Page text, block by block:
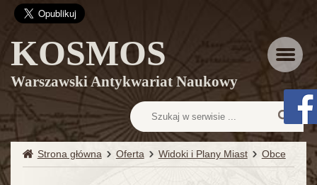
KOSMOS
Warszawski Antykwariat Naukowy
Strona główna Oferta Widoki i Plany Miast Obce